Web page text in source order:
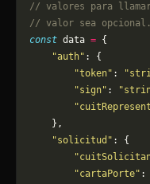
// valores para llamar
// valor sea opcional.
const data = {
    "auth"
: {
        "token"
:
        "sign"
:
    },
    "solicitud"
: {
        "cartaPorte"
: